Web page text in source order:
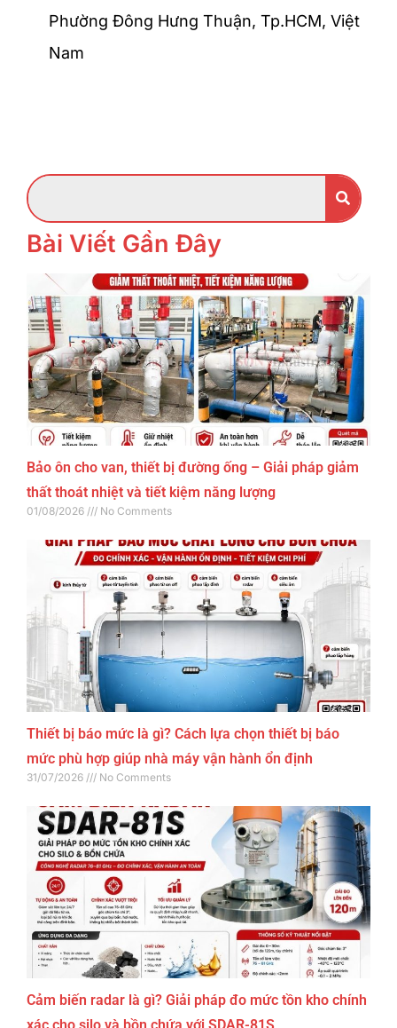
Phường Đông Hưng Thuận, Tp.HCM, Việt
Nam
Bài Viết Gần Đây
Bảo ôn cho van, thiết bị đường ống – Giải pháp giảm
thất thoát nhiệt và tiết kiệm năng lượng
01/08/2026 No Comments
Thiết bị báo mức là gì? Cách lựa chọn thiết bị báo
mức phù hợp giúp nhà máy vận hành ổn định
31/07/2026 No Comments
Cảm biến radar là gì? Giải pháp đo mức tồn kho chính